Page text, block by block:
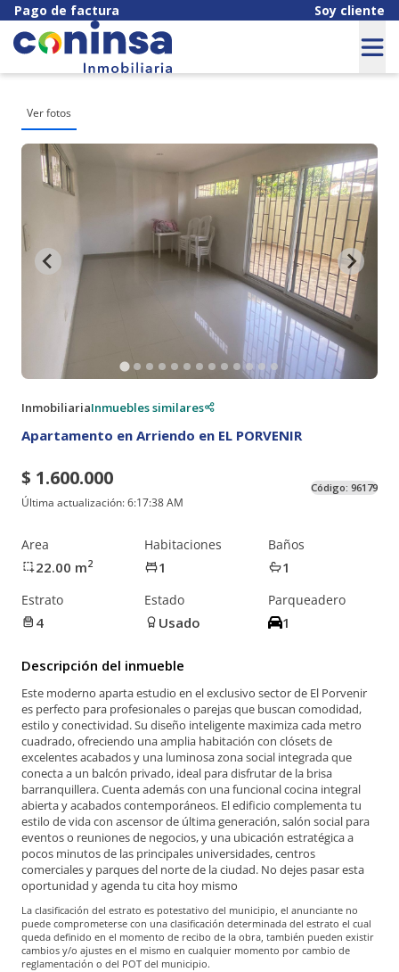
Pago de factura Soy cliente
Ver fotos
InmobiliariaInmuebles similares
Apartamento en Arriendo en EL PORVENIR
$ 1.600.000
Última actualización:6:17:38 AM
Código: 96179
Area
22.00 m2
Habitaciones
1
Baños
1
Estrato
4
Estado
Usado
Parqueadero
1
Descripción del inmueble
Este moderno aparta estudio en el exclusivo sector de El Porvenir
es perfecto para profesionales o parejas que buscan comodidad,
estilo y conectividad. Su diseño inteligente maximiza cada metro
cuadrado, ofreciendo una amplia habitación con clósets de
excelentes acabados y una luminosa zona social integrada que
conecta a un balcón privado, ideal para disfrutar de la brisa
barranquillera. Cuenta además con una funcional cocina integral
abierta y acabados contemporáneos. El edificio complementa tu
estilo de vida con ascensor de última generación, salón social para
eventos o reuniones de negocios, y una ubicación estratégica a
pocos minutos de las principales universidades, centros
comerciales y parques del norte de la ciudad. No dejes pasar esta
oportunidad y agenda tu cita hoy mismo
La clasificación del estrato es potestativo del municipio, el anunciante no
puede comprometerse con una clasificación determinada del estrato el cual
queda definido en el momento de recibo de la obra, también pueden existir
cambios y/o ajustes en el mismo en cualquier momento por cambio de
reglamentación o del POT del municipio.